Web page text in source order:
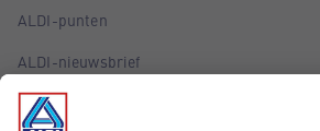
ALDI-punten
ALDI-nieuwsbrief
ALDI-folder via e-mail